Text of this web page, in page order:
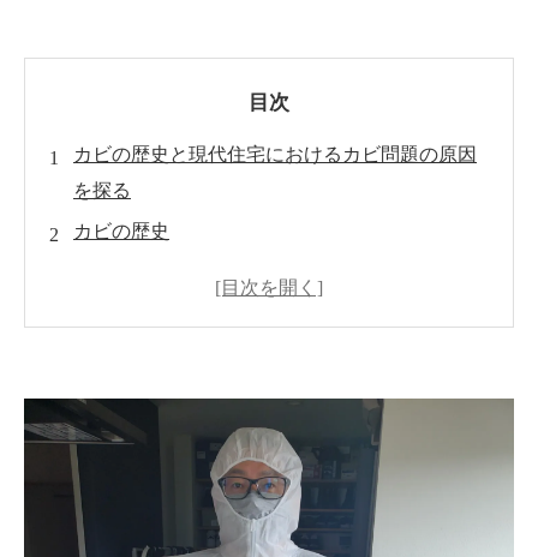
目次
カビの歴史と現代住宅におけるカビ問題の原因
を探る
カビの歴史
ＭＩＳＴ工法®によるカビ対策
カビの予防策
まとめ